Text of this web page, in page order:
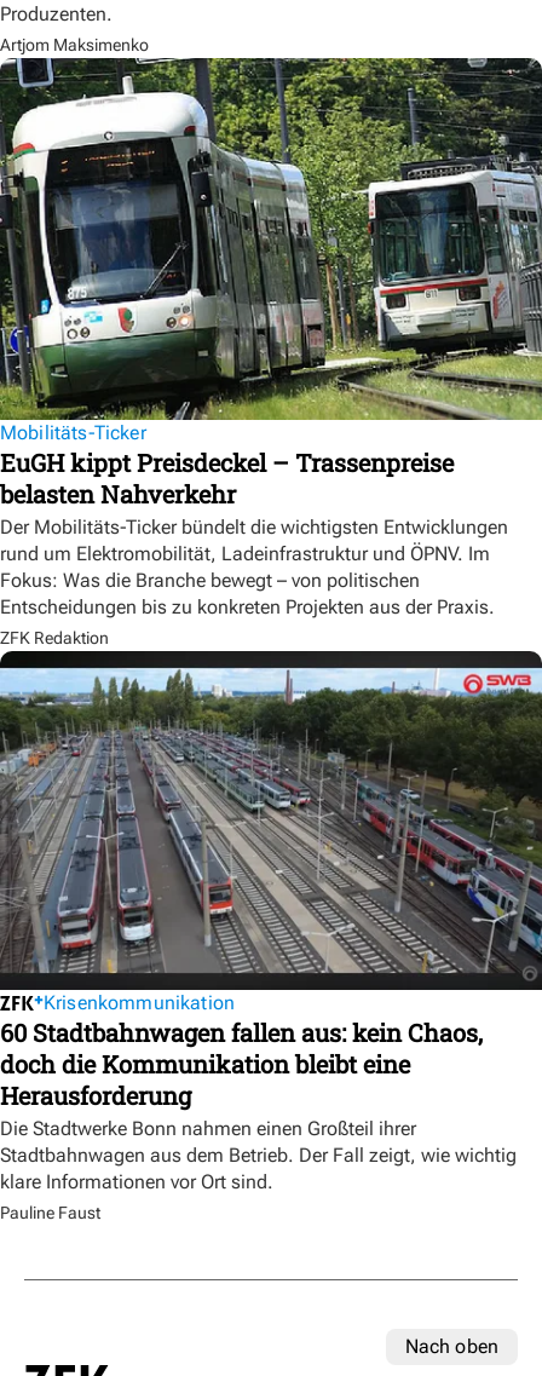
Produzenten.
Artjom Maksimenko
Mobilitäts-Ticker
EuGH kippt Preisdeckel – Trassenpreise
belasten Nahverkehr
Der Mobilitäts-Ticker bündelt die wichtigsten Entwicklungen
rund um Elektromobilität, Ladeinfrastruktur und ÖPNV. Im
Fokus: Was die Branche bewegt – von politischen
Entscheidungen bis zu konkreten Projekten aus der Praxis.
ZFK Redaktion
Krisenkommunikation
60 Stadtbahnwagen fallen aus: kein Chaos,
doch die Kommunikation bleibt eine
Herausforderung
Die Stadtwerke Bonn nahmen einen Großteil ihrer
Stadtbahnwagen aus dem Betrieb. Der Fall zeigt, wie wichtig
klare Informationen vor Ort sind.
Pauline Faust
Nach oben